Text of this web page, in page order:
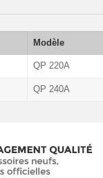
Modèle
QP 220A
QP 240A